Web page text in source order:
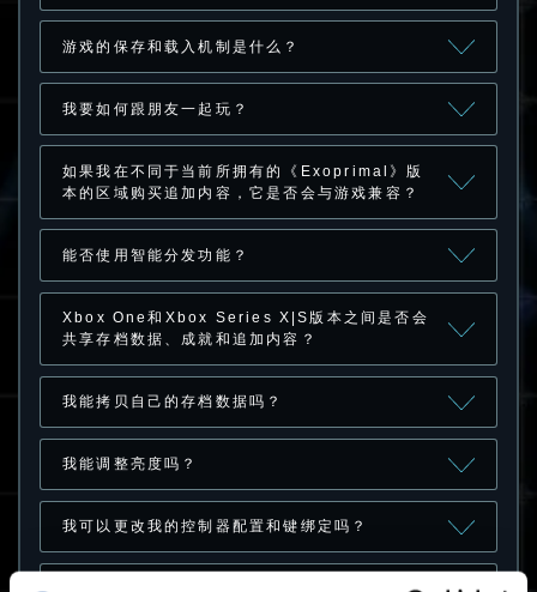
游戏的保存和载入机制是什么？
我要如何跟朋友一起玩？
如果我在不同于当前所拥有的《Exoprimal》版
本的区域购买追加内容，它是否会与游戏兼容？
能否使用智能分发功能？
Xbox One和Xbox Series X|S版本之间是否会
共享存档数据、成就和追加内容？
我能拷贝自己的存档数据吗？
我能调整亮度吗？
我可以更改我的控制器配置和键绑定吗？